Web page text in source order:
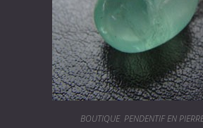
BOUTIQUE, PENDENTIF EN